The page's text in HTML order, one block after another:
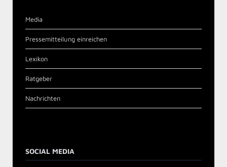
Media
Pressemitteilung einreichen
Lexikon
Ratgeber
Nachrichten
SOCIAL MEDIA